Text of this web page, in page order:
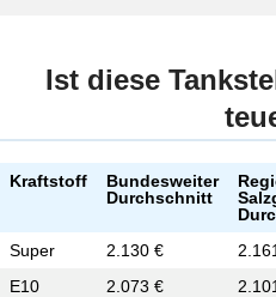
Ist diese
Kraftstoff
Bundesweiter
Durchschnitt
Super
2.130 €
E10
2.073 €